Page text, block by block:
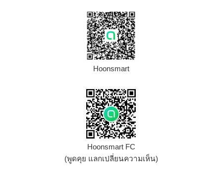
Hoonsmart
Hoonsmart FC
(พูดคุย แลกเปลี่ยนความเห็น)